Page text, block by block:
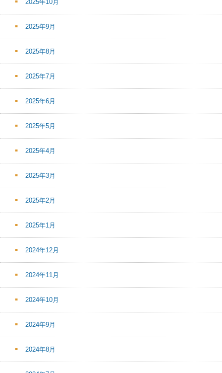
2025年10月
2025年9月
2025年8月
2025年7月
2025年6月
2025年5月
2025年4月
2025年3月
2025年2月
2025年1月
2024年12月
2024年11月
2024年10月
2024年9月
2024年8月